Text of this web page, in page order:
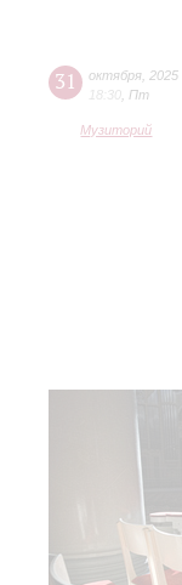
31 октября 2025
18:30 Пт
Музиторий